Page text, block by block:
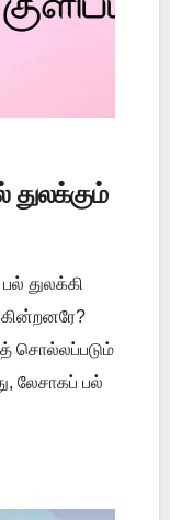
துலக்கும்
துலக்கி
சொல்லப்படும்
லேசாகப் பல்